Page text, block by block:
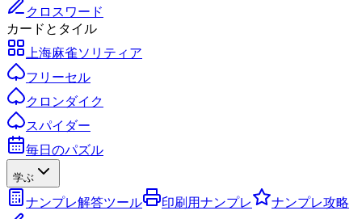
クロスワード
カードとタイル
上海麻雀ソリティア
フリーセル
クロンダイク
スパイダー
毎日のパズル
学ぶ
ナンプレ解答ツール 印刷用ナンプレ
ナンプレ攻略